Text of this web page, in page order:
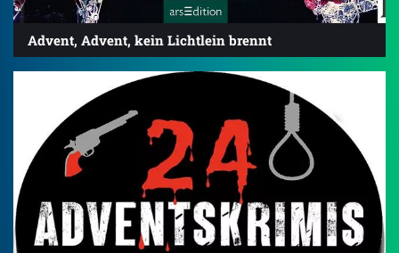
Advent, Advent, kein Lichtlein brennt